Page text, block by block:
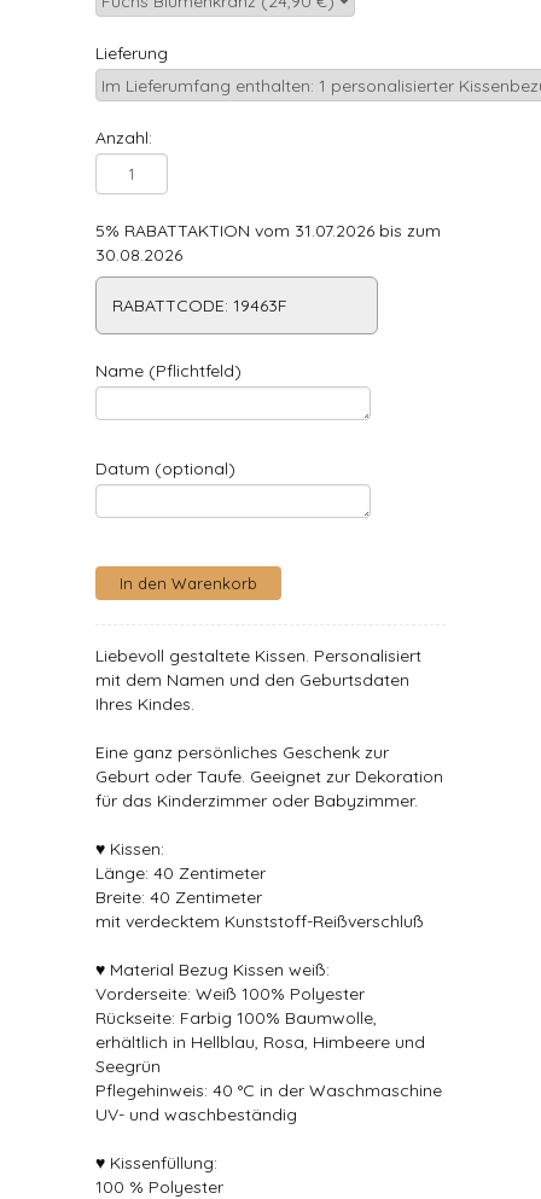
Lieferung
Anzahl:
5% RABATTAKTION vom 31.07.2026 bis zum
30.08.2026
RABATTCODE: 19463F
Name (Pflichtfeld)
Datum (optional)
Liebevoll gestaltete Kissen. Personalisiert
mit dem Namen und den Geburtsdaten
Ihres Kindes.
Eine ganz persönliches Geschenk zur
Geburt oder Taufe. Geeignet zur Dekoration
für das Kinderzimmer oder Babyzimmer.
♥ Kissen:
Länge: 40 Zentimeter
Breite: 40 Zentimeter
mit verdecktem Kunststoff-Reißverschluß
♥ Material Bezug Kissen weiß:
Vorderseite: Weiß 100% Polyester
Rückseite: Farbig 100% Baumwolle,
erhältlich in Hellblau, Rosa, Himbeere und
Seegrün
Pflegehinweis: 40 °C in der Waschmaschine
UV- und waschbeständig
♥ Kissenfüllung:
100 % Polyester